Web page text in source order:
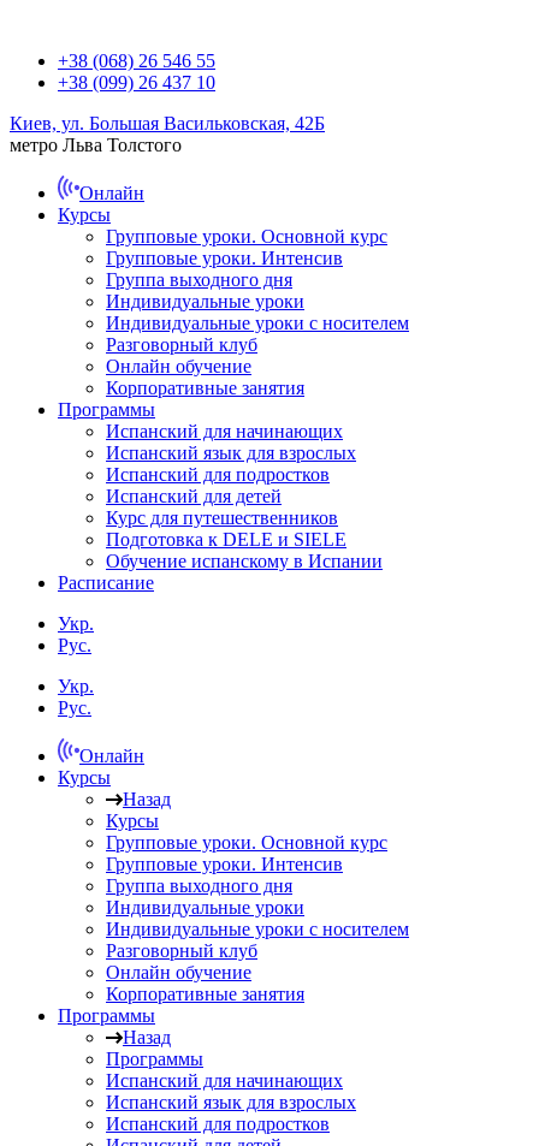
+38 (068) 26 546 55
+38 (099) 26 437 10
Киев, ул. Большая Васильковская, 42Б
метро Льва Толстого
Онлайн
Курсы
Групповые уроки. Основной курс
Групповые уроки. Интенсив
Группа выходного дня
Индивидуальные уроки
Индивидуальные уроки с носителем
Разговорный клуб
Онлайн обучение
Корпоративные занятия
Программы
Испанский для начинающих
Испанский язык для взрослых
Испанский для подростков
Испанский для детей
Курс для путешественников
Подготовка к DELE и SIELE
Обучение испанскому в Испании
Расписание
Укр.
Рус.
Укр.
Рус.
Онлайн
Курсы
Назад
Курсы
Групповые уроки. Основной курс
Групповые уроки. Интенсив
Группа выходного дня
Индивидуальные уроки
Индивидуальные уроки с носителем
Разговорный клуб
Онлайн обучение
Корпоративные занятия
Программы
Назад
Программы
Испанский для начинающих
Испанский язык для взрослых
Испанский для подростков